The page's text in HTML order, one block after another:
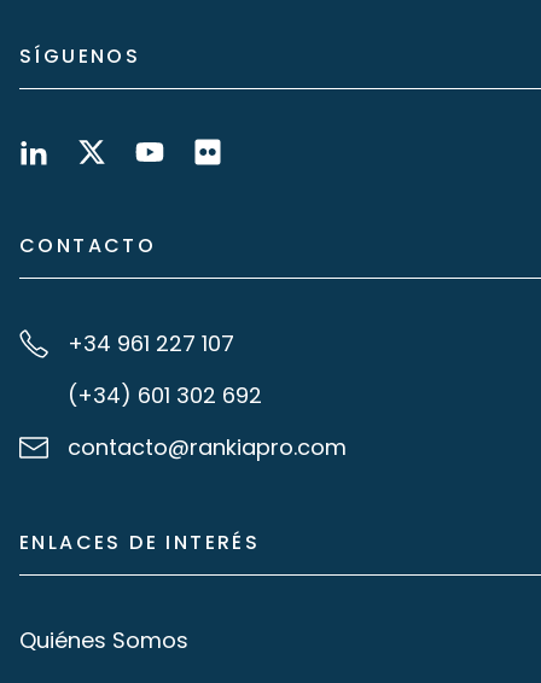
SÍGUENOS
CONTACTO
+34 961 227 107
(+34) 601 302 692
contacto@rankiapro.com
ENLACES DE INTERÉS
Quiénes Somos